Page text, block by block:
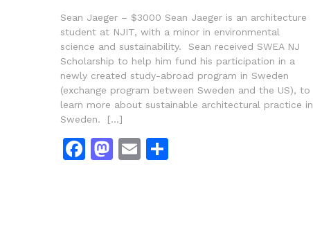
Sean Jaeger – $3000 Sean Jaeger is an architecture
student at NJIT, with a minor in environmental
science and sustainability. Sean received SWEA NJ
Scholarship to help him fund his participation in a
newly created study-abroad program in Sweden
(exchange program between Sweden and the US), to
learn more about sustainable architectural practice in
Sweden. […]
Facebook
Mastodon
Email